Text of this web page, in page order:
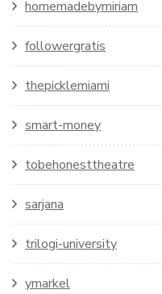
homemadebymiriam
followergratis
thepicklemiami
smart-money
tobehonesttheatre
sarjana
trilogi-university
ymarkel